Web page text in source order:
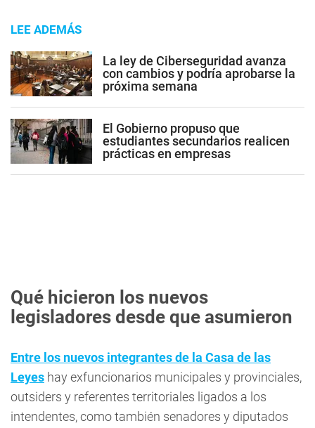
LEE ADEMÁS
La ley de Ciberseguridad avanza
con cambios y podría aprobarse la
próxima semana
El Gobierno propuso que
estudiantes secundarios realicen
prácticas en empresas
Qué hicieron los nuevos
legisladores desde que asumieron
Entre los nuevos integrantes de la Casa de las
Leyes hay exfuncionarios municipales y provinciales,
outsiders y referentes territoriales ligados a los
intendentes, como también senadores y diputados